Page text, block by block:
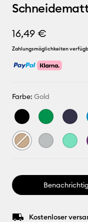
16,49 €
Zahlungsmöglichkeiten
Farbe: Gold
Kostenloser